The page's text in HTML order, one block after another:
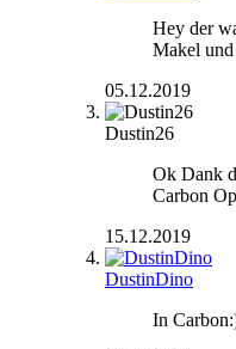
Hey der
Makel
05.12.2019
Dustin26
Ok Dank
Carbon
15.12.2019
DustinDino
In